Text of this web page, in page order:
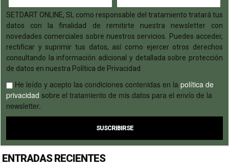
SETDART ONLINE, SL como responsable del tratamiento tratará tus
datos con la finalidad de remitirte nuestra newsletter con
novedades comerciales sobre nuestros servicios. Puedes acceder,
rectificar y suprimir tus datos, así como ejercer otros derechos
consultando la información adicional y detallada sobre protección
de datos en nuestra Política de Privacidad
He leído y acepto las condiciones contenidas en la política de
privacidad sobre el tratamiento de mis datos para el envío de la
newsletter.
ENTRADAS RECIENTES